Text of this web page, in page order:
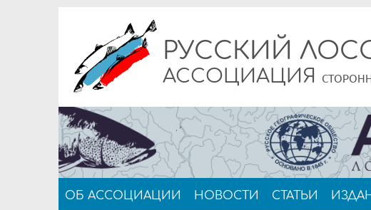
РУССКИЙ
АССОЦИАЦИЯ
ОБ АССОЦИАЦИИ НОВОСТИ СТАТЬИ